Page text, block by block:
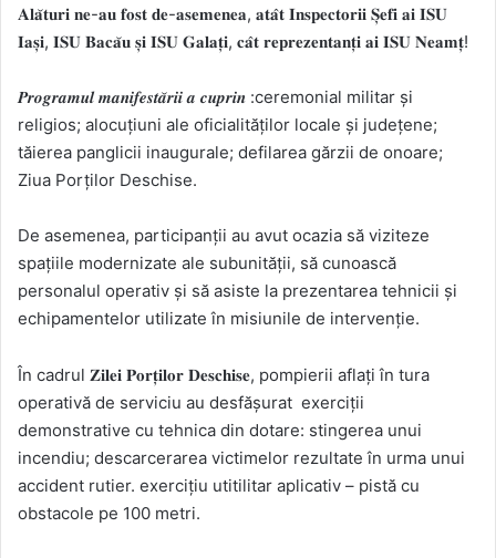
𝐀𝐥𝐚̆𝐭𝐮𝐫𝐢 𝐧𝐞-𝐚𝐮 𝐟𝐨𝐬𝐭 𝐝𝐞-𝐚𝐬𝐞𝐦𝐞𝐧𝐞𝐚, 𝐚𝐭𝐚̂𝐭 𝐈𝐧𝐬𝐩𝐞𝐜𝐭𝐨𝐫𝐢𝐢 𝐒̦𝐞𝐟𝐢 𝐚𝐢 𝐈𝐒𝐔
𝐈𝐚𝐬̦𝐢, 𝐈𝐒𝐔 𝐁𝐚𝐜𝐚̆𝐮 𝐬̦𝐢 𝐈𝐒𝐔 𝐆𝐚𝐥𝐚𝐭̦𝐢, 𝐜𝐚̂𝐭 𝐫𝐞𝐩𝐫𝐞𝐳𝐞𝐧𝐭𝐚𝐧𝐭̦𝐢 𝐚𝐢 𝐈𝐒𝐔 𝐍𝐞𝐚𝐦𝐭̦!
𝑷𝒓𝒐𝒈𝒓𝒂𝒎𝒖𝒍 𝒎𝒂𝒏𝒊𝒇𝒆𝒔𝒕𝒂̆𝒓𝒊𝒊 𝒂 𝒄𝒖𝒑𝒓𝒊𝒏 :ceremonial militar și
religios; alocuțiuni ale oficialităților locale și județene;
tăierea panglicii inaugurale; defilarea gărzii de onoare;
Ziua Porților Deschise.
De asemenea, participanții au avut ocazia să viziteze
spațiile modernizate ale subunității, să cunoască
personalul operativ și să asiste la prezentarea tehnicii și
echipamentelor utilizate în misiunile de intervenție.
În cadrul 𝐙𝐢𝐥𝐞𝐢 𝐏𝐨𝐫𝐭̦𝐢𝐥𝐨𝐫 𝐃𝐞𝐬𝐜𝐡𝐢𝐬𝐞, pompierii aflați în tura
operativă de serviciu au desfășurat exerciții
demonstrative cu tehnica din dotare: stingerea unui
incendiu; descarcerarea victimelor rezultate în urma unui
accident rutier. exercițiu utitilitar aplicativ – pistă cu
obstacole pe 100 metri.